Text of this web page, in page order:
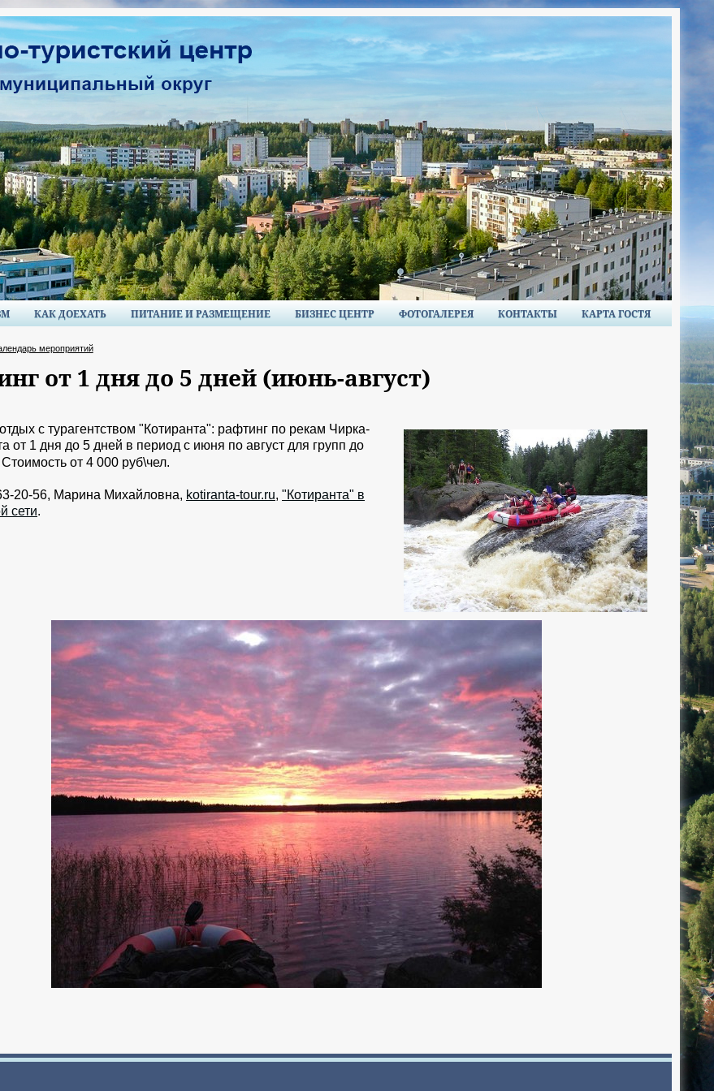
КАК ДОЕХАТЬ ПИТАНИЕ И РАЗМЕЩЕНИЕ БИЗНЕС ЦЕНТР ФОТОГАЛЕРЕЯ КОНТАКТЫ КАРТА ГОСТЯ
мероприятий
от 1 дня до 5 дней (июнь-август)
с турагентством "Котиранта": рафтинг по рекам Чирка-
от 1 дня до 5 дней в период с июня по август для групп до
Стоимость от 4 000 руб\чел.
20-56, Марина Михайловна, kotiranta-tour.ru, "Котиранта" в
сети.